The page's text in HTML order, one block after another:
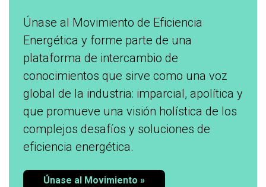
Únase al Movimiento de Eficiencia
Energética y forme parte de una
plataforma de intercambio de
conocimientos que sirve como una voz
global de la industria: imparcial, apolítica y
que promueve una visión holística de los
complejos desafíos y soluciones de
eficiencia energética.
Únase al Movimiento »